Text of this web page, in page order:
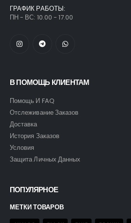
ГРАФИК РАБОТЫ:
ПН - ВС: 10.00 - 17.00
В ПОМОЩЬ КЛИЕНТАМ
Помощь И FAQ
Отслеживание Заказов
Доставка
История Заказов
Условия
Защита Личных Данных
ПОПУЛЯРНОЕ
МЕТКИ ТОВАРОВ